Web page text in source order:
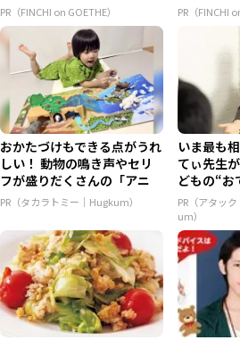
PR（FINCHI on GOETHE） PR（FINCHI
おかたづけもできる点がうれ
しい！ 動物の鳴き声やセリ
フが盛りだくさんの「アニ
ア ...
PR（タカラトミー｜Hugkum）
いま最も
てぃ先生
どもの“お
ん...
PR（アタッ
um）